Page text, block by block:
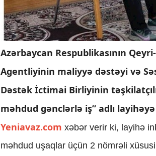
Azərbaycan Respublikasının
Agentliyinin maliyyə dəstəyi və
Dəstək İctimai Birliyinin
məhdud gənclərlə iş” adlı
Yeniavaz.com xəbər verir ki, layihə
məhdud uşaqlar üçün 2 nömrəli